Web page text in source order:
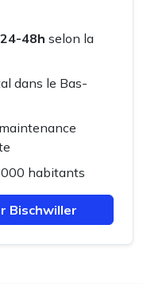
48h selon la
dans le Bas-
000 habitants
Bischwiller